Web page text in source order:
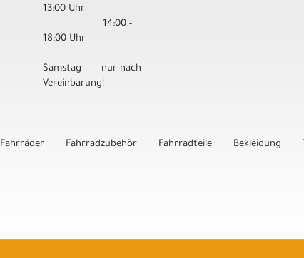
13:00 Uhr
14:00 -
18:00 Uhr
Samstag nur nach
Vereinbarung!
Fahrräder Fahrradzubehör Fahrradteile Bekleidung